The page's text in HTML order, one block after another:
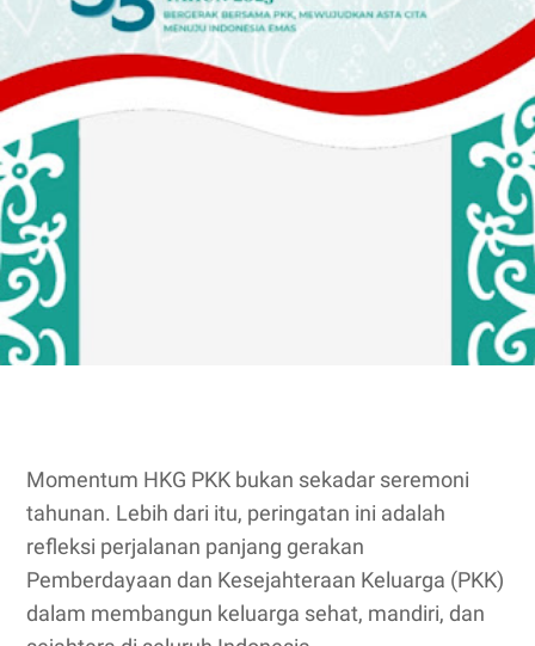
Momentum HKG PKK bukan sekadar seremoni
tahunan. Lebih dari itu, peringatan ini adalah
refleksi perjalanan panjang gerakan
Pemberdayaan dan Kesejahteraan Keluarga (PKK)
dalam membangun keluarga sehat, mandiri, dan